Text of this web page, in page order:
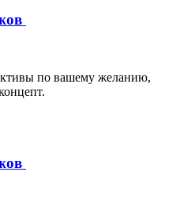
по вашему желанию,